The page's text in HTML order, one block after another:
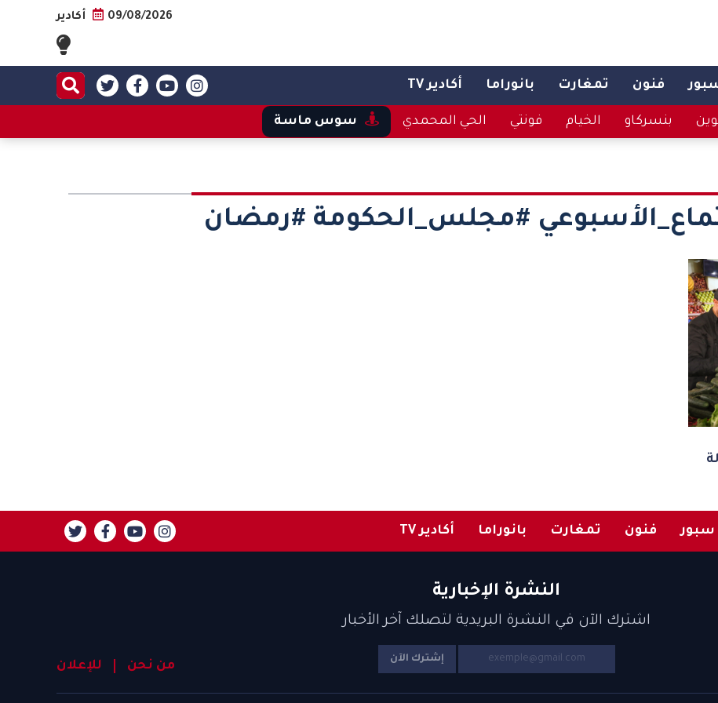
09/08/2026 أكادير
فنون تمغارت بانوراما أكادير TV
بنسركاو الخيام فونتي الحي المحمدي سوس ماسة
#مجلس_الحكومة #رمضان
سبور فنون تمغارت بانوراما أكادير TV
النشرة الإخبارية
اشترك الآن في النشرة البريدية لتصلك آخر الأخبار
إشترك الآن من نحن للإعلان